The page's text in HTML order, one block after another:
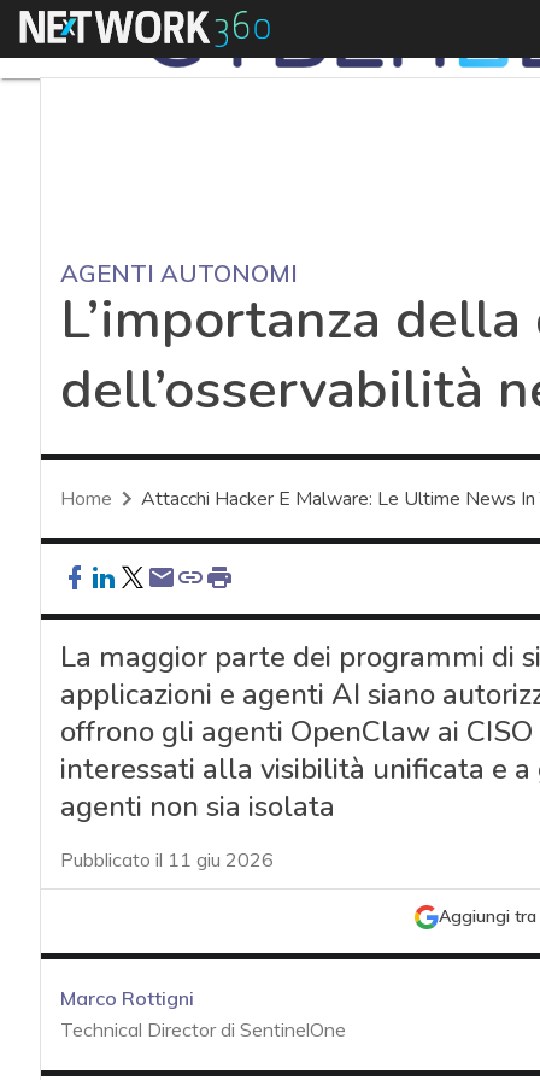
Menu
AGENTI AUTONOMI
L’importanza
dell’osservabilità
Home Attacchi Hacker E Malware: Le Ultime News
La maggior parte dei programmi di
applicazioni e agenti AI siano
offrono gli agenti OpenClaw ai
interessati alla visibilità unificata e
agenti non sia isolata
Pubblicato il 11 giu 2026
Aggiungi tra
Marco Rottigni
Technical Director di SentinelOne